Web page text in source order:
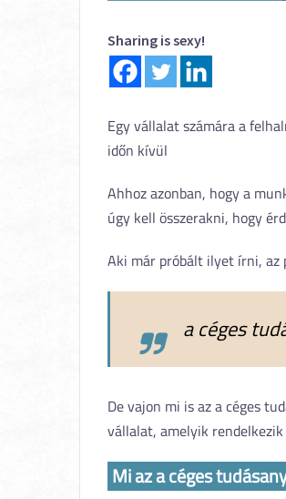
Sharing is sexy!
Egy vállalat számára a
időn kívül
Ahhoz azonban, hogy a
úgy kell összerakni, hogy
Aki már próbált ilyet írni, az
a céges
De vajon mi is az a céges
vállalat, amelyik
Mi az a céges